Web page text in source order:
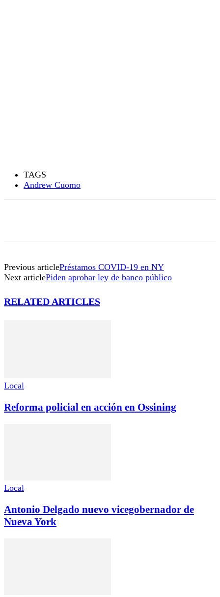
TAGS
Andrew Cuomo
Previous articlePréstamos COVID-19 en NY
Next articlePiden aprobar ley de banco público
RELATED ARTICLES
Local
Reforma policial en acción en Ossining
Local
Antonio Delgado nuevo vicegobernador de
Nueva York